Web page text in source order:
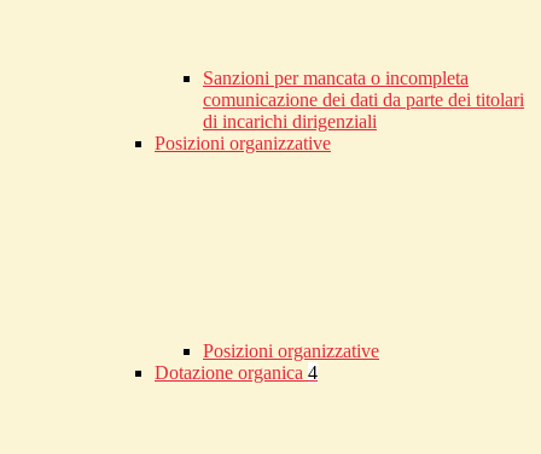
Sanzioni per mancata o incompleta
comunicazione dei dati da parte dei titolari
di incarichi dirigenziali
Posizioni organizzative
Posizioni organizzative
Dotazione organica 4